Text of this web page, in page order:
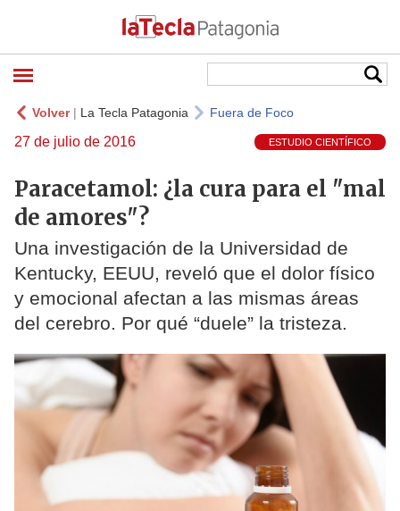
Volver| La Tecla Patagonia Fuera de Foco
27 de julio de 2016 ESTUDIO CIENTÍFICO
Paracetamol: ¿la cura para el "mal
de amores"?
Una investigación de la Universidad de
Kentucky, EEUU, reveló que el dolor físico
y emocional afectan a las mismas áreas
del cerebro. Por qué “duele” la tristeza.